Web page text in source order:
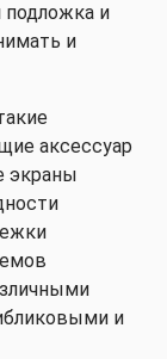
подложка и
и
аксессуар
экраны
и